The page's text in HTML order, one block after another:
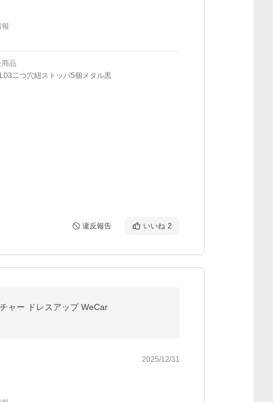
報
品
二つ穴紐ストッパ5個メタル黒
違反報告 いいね 2
ャー ドレスアップ WeCar
2025/12/31